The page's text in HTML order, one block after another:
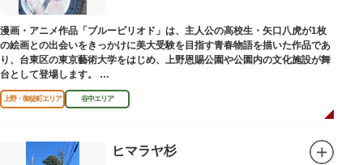
漫画・アニメ作品「ブルーピリオド」は、主人公の高校生・矢口八虎が1枚
の絵画との出会いをきっかけに美大受験を目指す青春物語を描いた作品であ
り、台東区の東京藝術大学をはじめ、上野恩賜公園や公園内の文化施設が舞
台として登場します。
区にゆかりのある本作品を通して、新たな観光スポット創出による誘客促進
と区内観光客の回遊性向上を図るため、こちらのマンホール蓋を設置しまし
設置年月日：令和4年3月1日
上野・御徒町エリア 谷中エリア
ヒマラヤ杉